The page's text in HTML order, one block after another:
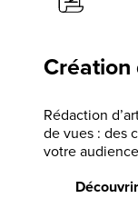
Création
Rédaction
de vues : des
votre
Découvrir